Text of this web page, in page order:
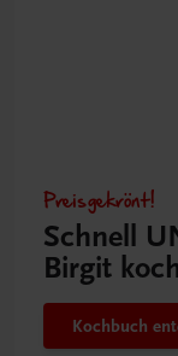
Preisgekrönt!
Schnell
Birgit
Kochbuch